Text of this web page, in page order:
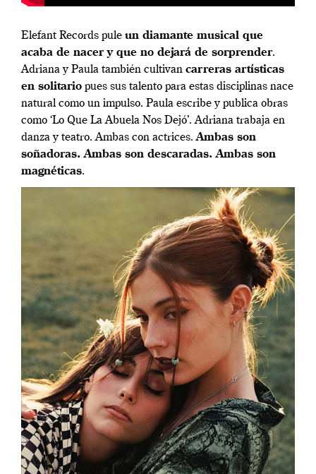
Elefant Records pule un diamante musical que
acaba de nacer y que no dejará de sorprender.
Adriana y Paula también cultivan carreras artísticas
en solitario pues sus talento para estas disciplinas nace
natural como un impulso. Paula escribe y publica obras
como ‘Lo Que La Abuela Nos Dejó’. Adriana trabaja en
danza y teatro. Ambas con actrices.Ambas son
soñadoras. Ambas son descaradas. Ambas son
magnéticas.